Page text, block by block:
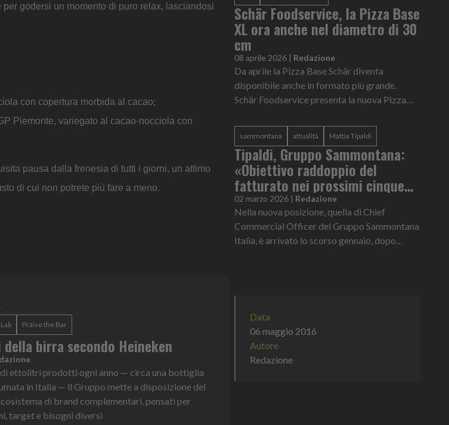
godersi un momento di puro relax, lasciandosi
con copertura morbida al cacao;
Piemonte, variegato al cacao-nocciola con
pausa dalla frenesia di tutti i giorni, un attimo
di cui non potrete più fare a meno.
Praise the Bar
birra secondo Heineken
ettolitri prodotti ogni anno — circa una bottiglia
in Italia — il Gruppo mette a disposizione del
di brand complementari, pensati per
target e bisogni diversi
Schär Foodservice, la Pizza Base
XL ora anche nel diametro di 30
cm
08 aprile 2026 | Redazione
Da aprile la Pizza Base Schär diventa
disponibile anche in formato più grande.
Schär Foodservice presenta la nuova Pizza
220 g, per avvicinarsi ancora di pi...
sammontana attualità Mattia Tipaldi
Tipaldi, Gruppo Sammontana:
«Obiettivo raddoppio del
fatturato nei prossimi cinque
anni»
02 marzo 2026 | Redazione
Nella nuova posizione, quella di Chief
Commercial Officer del Gruppo Sammontana
Italia, è arrivato lo scorso gennaio, dopo
Data
06 maggio 2016
Autore
Redazione